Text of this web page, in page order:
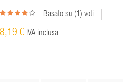
Basato su (1 ) voti
8,19 € IVA inclusa